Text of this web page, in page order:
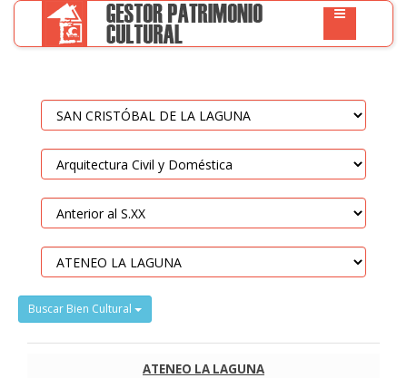
Buscar Bien Cultural
ATENEO LA LAGUNA